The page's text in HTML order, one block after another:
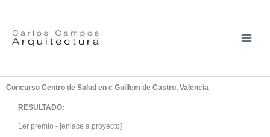
Concurso Centro de Salud en c Guillem de Castro, Valencia
RESULTADO:
1er premio - [enlace a proyecto]